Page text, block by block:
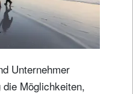
Unternehmer
Möglichkeiten,